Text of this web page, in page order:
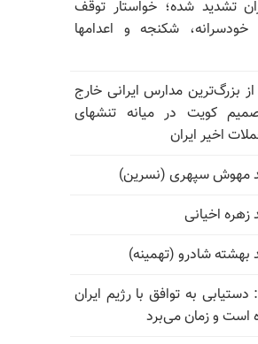
تشدید شده؛ خواستار توقف
خودسرانه، شکنجه و اعدامها
بزرگ‌ترین مدارس ایرانی خارج
کویت در میانه تنشهای
اخیر ایران
مهوش سپهری (نسرین)
اخیانی
شادرو (تهمینه)
به توافق با رژیم ایران
است و زمان می‌برد